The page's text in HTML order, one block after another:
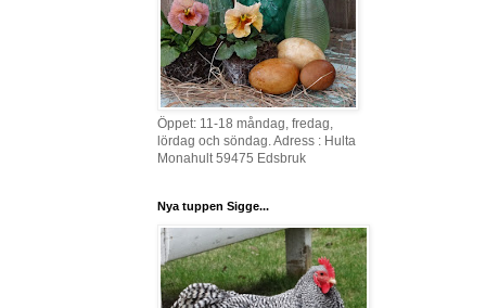
Öppet: 11-18 måndag, fredag,
lördag och söndag. Adress : Hulta
Monahult 59475 Edsbruk
Nya tuppen Sigge...